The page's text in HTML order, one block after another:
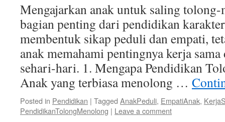
Mengajarkan anak untuk saling
bagian penting dari pendidikan
membentuk sikap peduli dan empati,
anak memahami pentingnya kerja
sehari-hari. 1. Mengapa Pendidikan
Anak yang terbiasa menolong …
Posted in Pendidikan | Tagged AnakPeduli, EmpatiAnak,
PendidikanTolongMenolong | Leave a comment